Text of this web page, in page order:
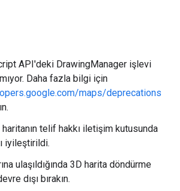
API'deki DrawingManager işlevi
Daha fazla bilgi için
maps/deprecations
telif hakkı iletişim kutusunda
iyileştirildi.
ulaşıldığında 3D harita döndürme
dışı bırakın.